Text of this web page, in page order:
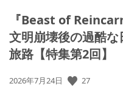
『Beast of
文明崩壊後の過酷
旅路【特集第2回】
公
2026年7月24日 27